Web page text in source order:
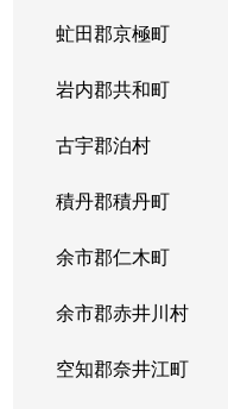
虻田郡京極町
岩内郡共和町
古宇郡泊村
積丹郡積丹町
余市郡仁木町
余市郡赤井川村
空知郡奈井江町